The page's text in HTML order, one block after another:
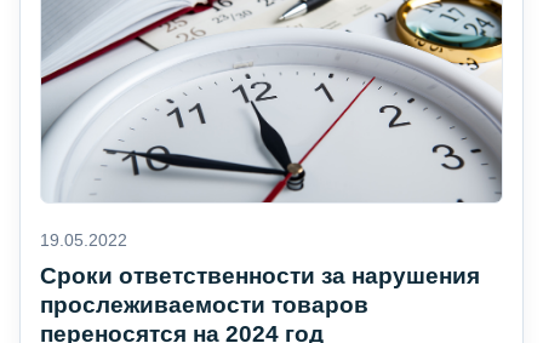
19.05.2022
Сроки ответственности за нарушения
прослеживаемости товаров
переносятся на 2024 год